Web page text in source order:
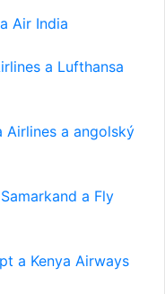
Air India
a Lufthansa
Airlines a angolský
a Fly
a Kenya Airways